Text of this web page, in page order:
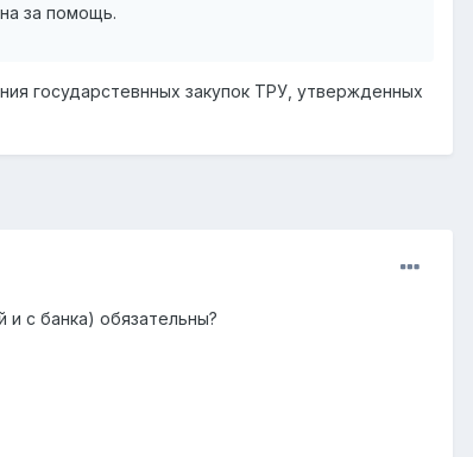
за помощь.
государстевнных закупок ТРУ, утвержденных
и с банка) обязательны?